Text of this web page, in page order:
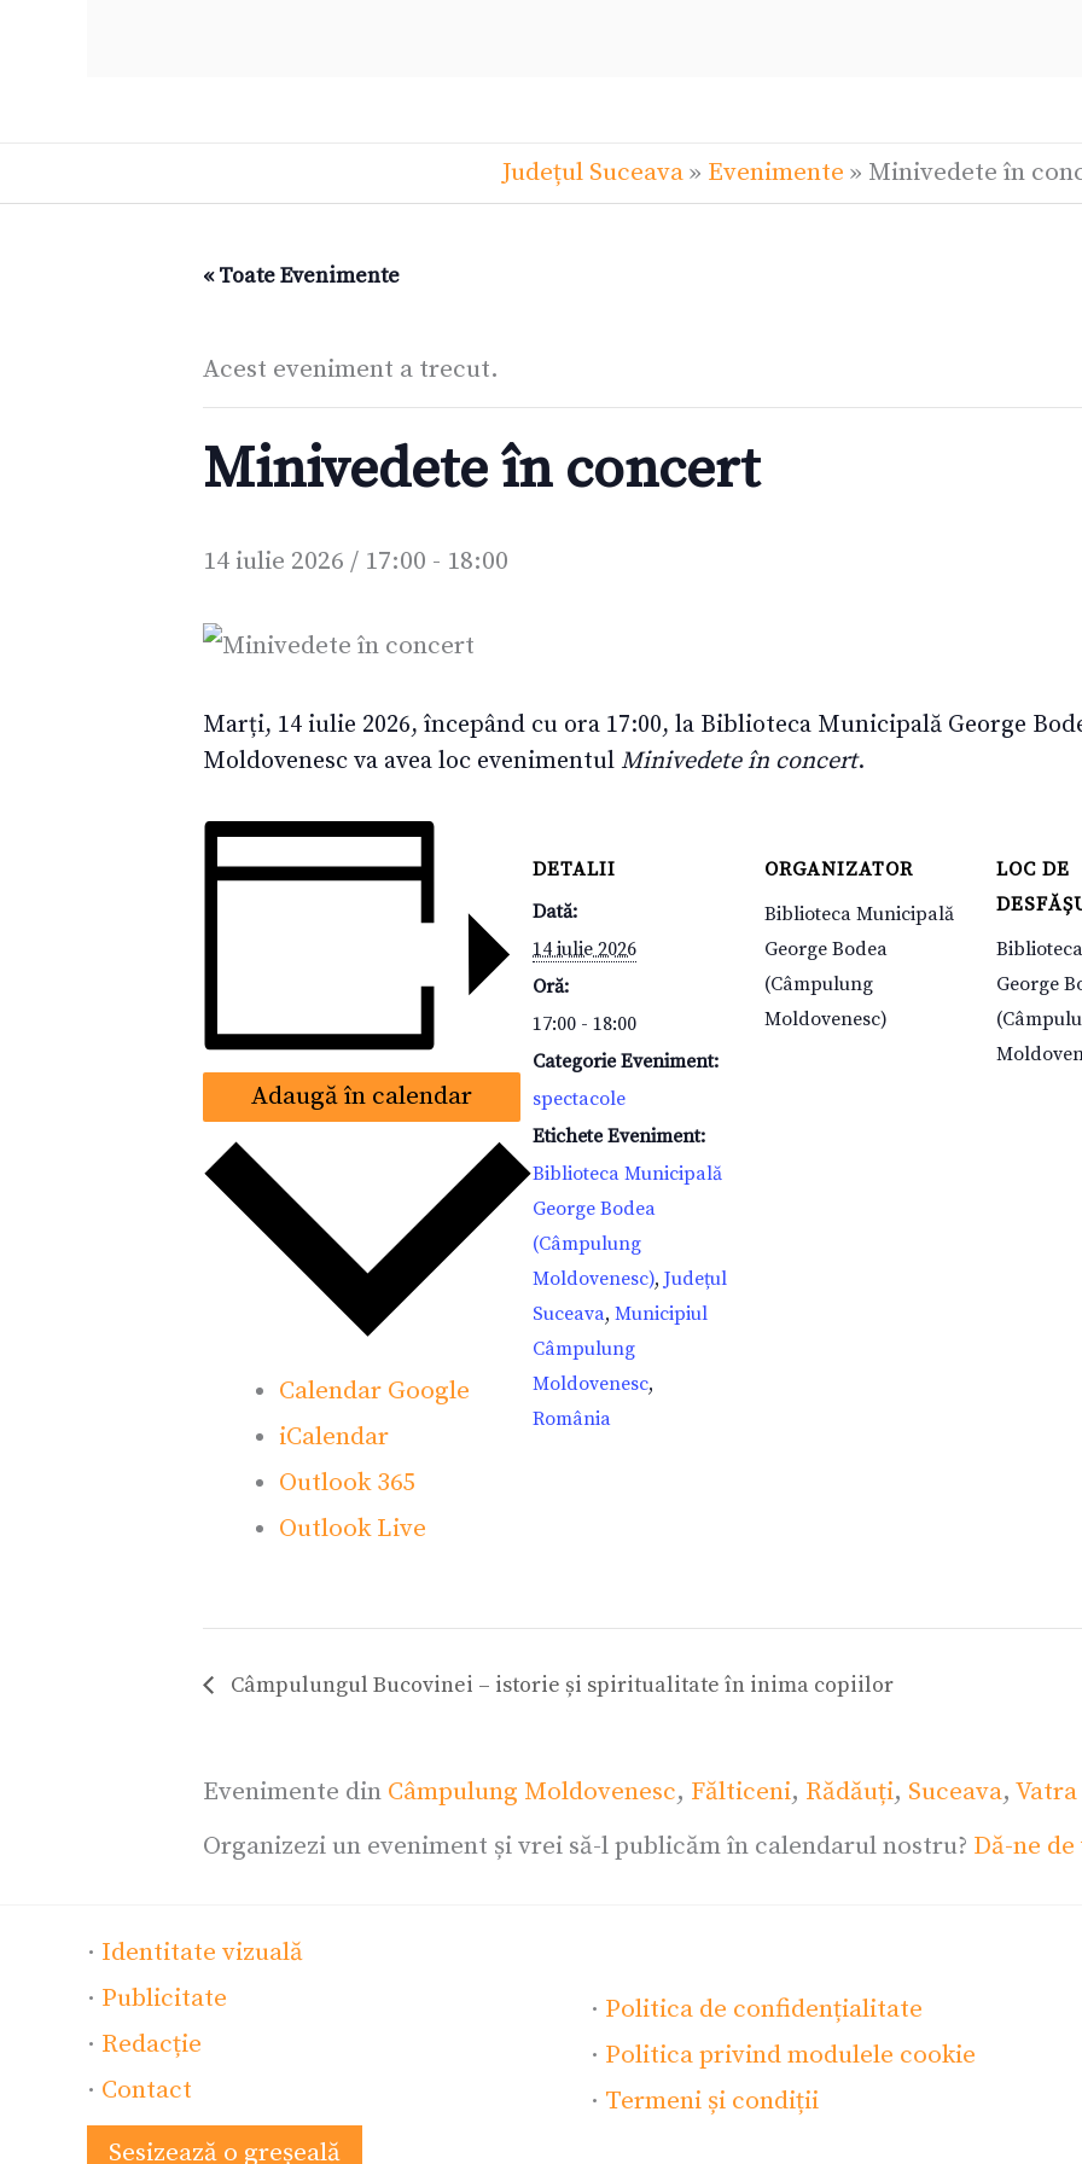
Județul Suceava» Evenimente » Minivedete în
« Toate Evenimente
Acest eveniment a trecut.
Minivedete în concert
14 iulie 2026 / 17:00 - 18:00
Marți, 14 iulie 2026, începând cu ora 17:00, la Biblioteca Municipală George
Moldovenesc va avea loc evenimentul Minivedete în concert.
Adaugă în calendar
Calendar Google
iCalendar
Outlook 365
Outlook Live
DETALII
Dată:
14 iulie 2026
Oră:
17:00 - 18:00
Categorie Eveniment:
spectacole
Etichete Eveniment:
Biblioteca Municipală
George Bodea
(Câmpulung
Moldovenesc), Județul
Suceava, Municipiul
Câmpulung
Moldovenesc,
România
ORGANIZATOR
Biblioteca Municipală
George Bodea
(Câmpulung
Moldovenesc)
LOC DE
George
Câmpulungul Bucovinei – istorie și spiritualitate în inima copiilor
Evenimente din Câmpulung Moldovenesc, Fălticeni, Rădăuți, Suceava,
Organizezi un eveniment și vrei să-l publicăm în calendarul nostru? Dă-ne
· Identitate vizuală
· Publicitate
· Redacție
· Contact
Sesizează o greșeală
· Politica de confidențialitate
· Politica privind modulele cookie
· Termeni și condiții